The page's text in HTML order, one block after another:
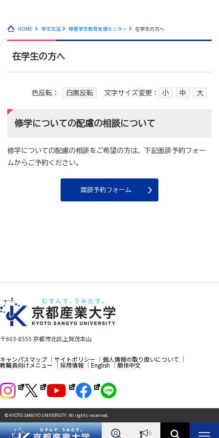
HOME 学生生活 障害学生教育支援センター 在学生の方へ
在学生の方へ
文字サイズ変更： 小 中 大
色反転： 白黒反転
修学についての配慮の相談について
修学についての配慮の相談をご希望の方は、下記面談予約フォー
ムからご予約ください。
面談予約フォーム
〒603-8555 京都市北区上賀茂本山
キャンパスマップ サイトポリシー 個人情報の取り扱いについて
教職員向けメニュー 採用情報 English 簡体中文
© KYOTO SANGYO UNIVERSITY. All rights reserved.